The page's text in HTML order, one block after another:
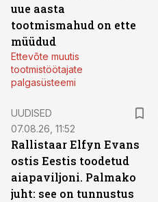
uue aasta
tootmismahud on ette
müüdud
Ettevõte muutis
tootmistöötajate
palgasüsteemi
UUDISED
07.08.26, 11:52
Rallistaar Elfyn Evans
ostis Eestis toodetud
aiapaviljoni. Palmako
juht: see on tunnustus